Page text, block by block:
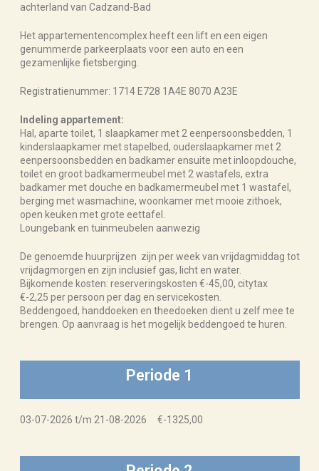
achterland van Cadzand-Bad
Het appartementencomplex heeft een lift en een eigen
genummerde parkeerplaats voor een auto en een
gezamenlijke fietsberging.
Registratienummer: 1714 E728 1A4E 8070 A23E
Indeling appartement:
Hal, aparte toilet, 1 slaapkamer met 2 eenpersoonsbedden, 1
kinderslaapkamer met stapelbed, ouderslaapkamer met 2
eenpersoonsbedden en badkamer ensuite met inloopdouche,
toilet en groot badkamermeubel met 2 wastafels, extra
badkamer met douche en badkamermeubel met 1 wastafel,
berging met wasmachine, woonkamer met mooie zithoek,
open keuken met grote eettafel.
Loungebank en tuinmeubelen aanwezig
De genoemde huurprijzen zijn per week van vrijdagmiddag tot
vrijdagmorgen en zijn inclusief gas, licht en water.
Bijkomende kosten: reserveringskosten €-45,00, citytax
€-2,25 per persoon per dag en servicekosten.
Beddengoed, handdoeken en theedoeken dient u zelf mee te
brengen. Op aanvraag is het mogelijk beddengoed te huren.
Periode 1
03-07-2026 t/m 21-08-2026 €-1325,00